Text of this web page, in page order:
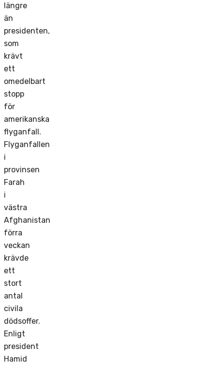
längre
än
presidenten,
som
krävt
ett
omedelbart
stopp
för
amerikanska
flyganfall.
Flyganfallen
i
provinsen
Farah
i
västra
Afghanistan
förra
veckan
krävde
ett
stort
antal
civila
dödsoffer.
Enligt
president
Hamid